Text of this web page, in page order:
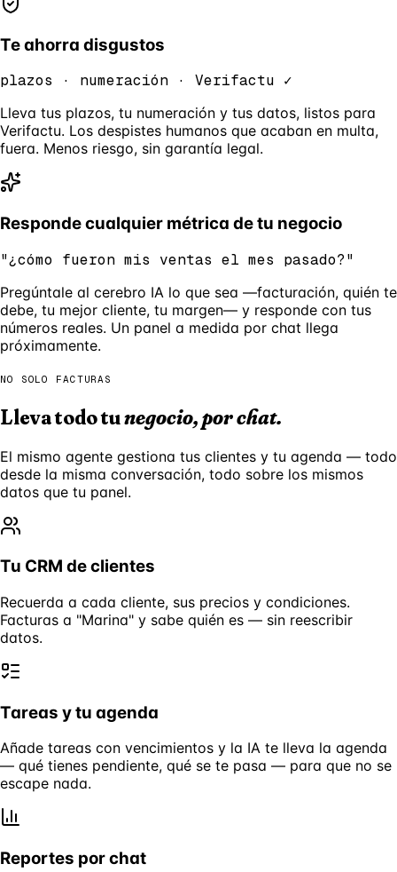
Te ahorra disgustos
plazos · numeración · Verifactu ✓
Lleva tus plazos, tu numeración y tus datos, listos para
Verifactu. Los despistes humanos que acaban en multa,
fuera. Menos riesgo, sin garantía legal.
Responde cualquier métrica de tu negocio
"¿cómo fueron mis ventas el mes pasado?"
Pregúntale al cerebro IA lo que sea —facturación, quién te
debe, tu mejor cliente, tu margen— y responde con tus
números reales. Un panel a medida por chat llega
próximamente.
NO SOLO FACTURAS
Lleva todo tunegocio, por chat.
El mismo agente gestiona tus clientes y tu agenda — todo
desde la misma conversación, todo sobre los mismos
datos que tu panel.
Tu CRM de clientes
Recuerda a cada cliente, sus precios y condiciones.
Facturas a "Marina" y sabe quién es — sin reescribir
datos.
Tareas y tu agenda
Añade tareas con vencimientos y la IA te lleva la agenda
— qué tienes pendiente, qué se te pasa — para que no se
escape nada.
Reportes por chat